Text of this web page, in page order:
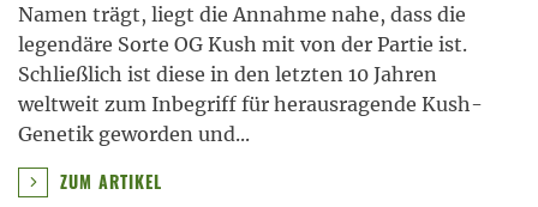
Namen trägt, liegt die Annahme nahe, dass die
legendäre Sorte OG Kush mit von der Partie ist.
Schließlich ist diese in den letzten 10 Jahren
weltweit zum Inbegriff für herausragende Kush-
Genetik geworden und...
ZUM ARTIKEL